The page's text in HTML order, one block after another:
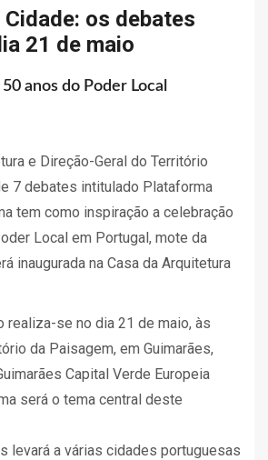
os debates
21 de maio
anos do Poder Local
e Direção-Geral do Território
7 debates intitulado Plataforma
tem como inspiração a celebração
Local em Portugal, mote da
inaugurada na Casa da Arquitetura
realiza-se no dia 21 de maio, às
da Paisagem, em Guimarães,
Capital Verde Europeia
será o tema central deste
levará a várias cidades portuguesas